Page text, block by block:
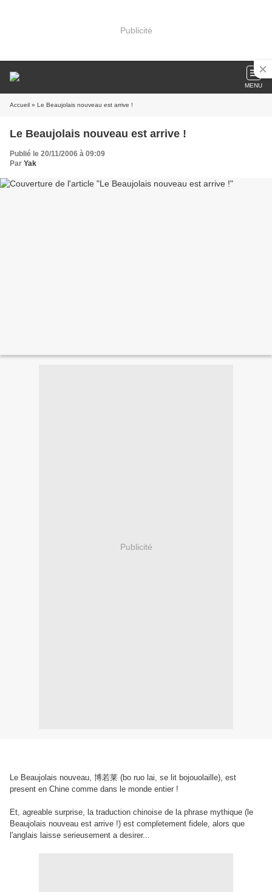
Publicité
MENU
Accueil » Le Beaujolais nouveau est arrive !
Le Beaujolais nouveau est arrive !
Publié le 20/11/2006 à 09:09
Par Yak
Publicité
Le Beaujolais nouveau, 博若莱 (bo ruo lai, se lit bojouolaille), est
present en Chine comme dans le monde entier !
Et, agreable surprise, la traduction chinoise de la phrase mythique (le
Beaujolais nouveau est arrive !) est completement fidele, alors que
l'anglais laisse serieusement a desirer...